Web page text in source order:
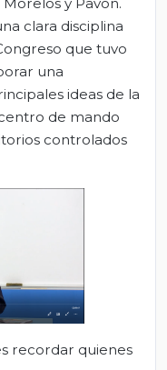
clara disciplina
que tuvo
una
ideas de la
de mando
controlados
recordar quienes